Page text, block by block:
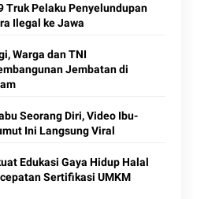
Truk Pelaku Penyelundupan
Ilegal ke Jawa
Warga dan TNI
Jembatan di
Seorang Diri, Video Ibu-
Ini Langsung Viral
Edukasi Gaya Hidup Halal
Sertifikasi UMKM